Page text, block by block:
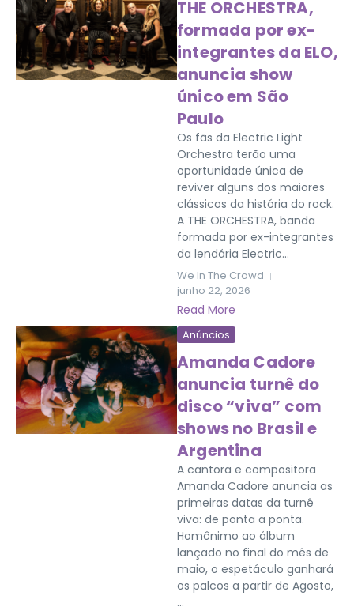
THE ORCHESTRA,
formada por ex-
integrantes da ELO,
anuncia show
único em São
Paulo
Os fãs da Electric Light
Orchestra terão uma
oportunidade única de
reviver alguns dos maiores
clássicos da história do rock.
A THE ORCHESTRA, banda
formada por ex-integrantes
da lendária Electric...
We In The Crowd
junho 22, 2026
Read More
Anúncios
Amanda Cadore
anuncia turnê do
disco “viva” com
shows no Brasil e
Argentina
A cantora e compositora
Amanda Cadore anuncia as
primeiras datas da turnê
viva: de ponta a ponta.
Homônimo ao álbum
lançado no final do mês de
maio, o espetáculo ganhará
os palcos a partir de Agosto,
...